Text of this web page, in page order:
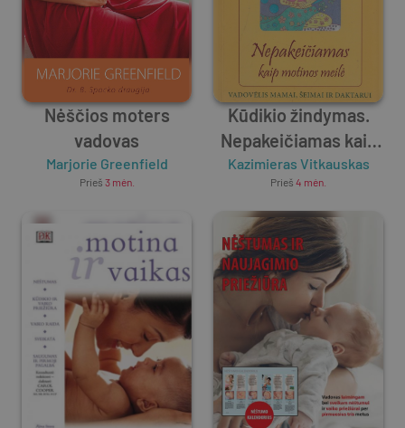
Nėščios moters
vadovas
Marjorie Greenfield
Prieš 3 mėn.
Kūdikio žindymas.
Nepakeičiamas kaip
motinos meilė
Kazimieras Vitkauskas
Prieš 4 mėn.